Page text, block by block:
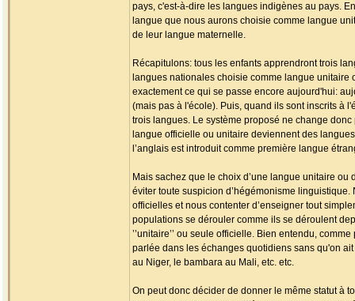
pays, c'est-à-dire les langues indigènes au pays.
langue que nous aurons choisie comme langue
de leur langue maternelle.
Récapitulons: tous les enfants apprendront trois
langues nationales choisie comme langue
exactement ce qui se passe encore aujourd'hui:
(mais pas à l'école). Puis, quand ils sont inscrits à
trois langues. Le système proposé ne change
langue officielle ou unitaire deviennent des
l’anglais est introduit comme première langue
Mais sachez que le choix d’une langue unitaire
éviter toute suspicion d’hégémonisme
officielles et nous contenter d’enseigner tout
populations se dérouler comme ils se déroulent
’’unitaire’’ ou seule officielle. Bien entendu,
parlée dans les échanges quotidiens sans qu'on
au Niger, le bambara au Mali, etc. etc.
On peut donc décider de donner le même statut à